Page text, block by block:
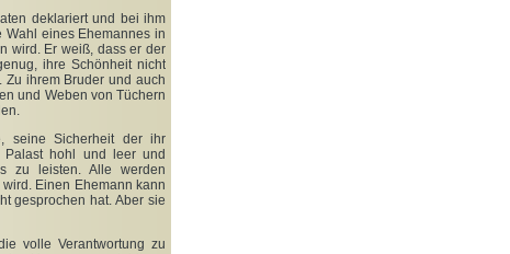
deklariert und bei ihm
eines Ehemannes in
wird. Er weiß, dass er der
ihre Schönheit nicht
Zu ihrem Bruder und auch
und Weben von Tüchern
seine Sicherheit der ihr
Palast hohl und leer und
zu leisten. Alle werden
Einen Ehemann kann
gesprochen hat. Aber sie
volle Verantwortung zu